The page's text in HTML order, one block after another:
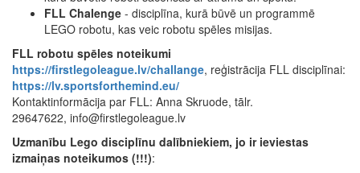
FLL Chalenge - disciplīna, kurā būvē un programmē
LEGO robotu, kas veic robotu spēles misijas.
FLL robotu spēles noteikumi
https://firstlegoleague.lv/challange, reģistrācija FLL disciplīnai:
https://lv.sportsforthemind.eu/
Kontaktinformācija par FLL: Anna Skruode, tālr.
29647622, info@firstlegoleague.lv
Uzmanību Lego disciplīnu dalībniekiem, jo ir ieviestas
izmaiņas noteikumos (!!!):